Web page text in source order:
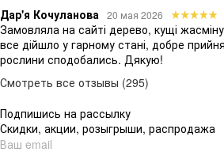
Дар'я Кочуланова
20 мая 2026
Замовляла на сайті дерево, кущі
все дійшло у гарному стані, добре
рослини сподобались. Дякую!
Смотреть все отзывы (295)
Подпишись на рассылку
Скидки, акции, розыгрыши, распродажа